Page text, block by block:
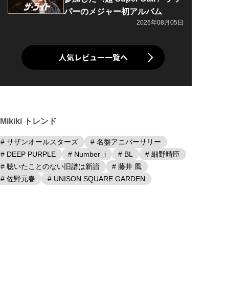
パーのメジャー初アルバム
2026年08月05日
人気レビュー一覧へ
Mikiki トレンド
# サザンオールスターズ
# 名盤アニバーサリー
# DEEP PURPLE
# Number_i # BL
# 細野晴臣
# 聴いたことのない旧譜は新譜
# 藤井 風
# 佐野元春
# UNISON SQUARE GARDEN